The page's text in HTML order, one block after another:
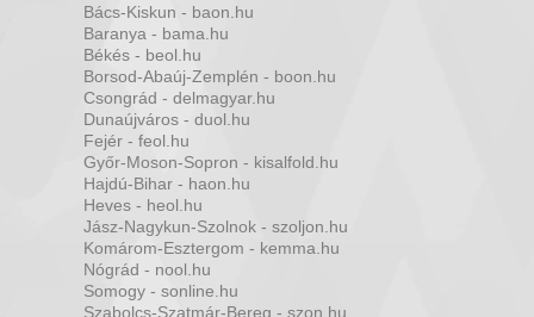
Bács-Kiskun - baon.hu
Baranya - bama.hu
Békés - beol.hu
Borsod-Abaúj-Zemplén - boon.hu
Csongrád - delmagyar.hu
Dunaújváros - duol.hu
Fejér - feol.hu
Győr-Moson-Sopron - kisalfold.hu
Hajdú-Bihar - haon.hu
Heves - heol.hu
Jász-Nagykun-Szolnok - szoljon.hu
Komárom-Esztergom - kemma.hu
Nógrád - nool.hu
Somogy - sonline.hu
Szabolcs-Szatmár-Bereg - szon.hu